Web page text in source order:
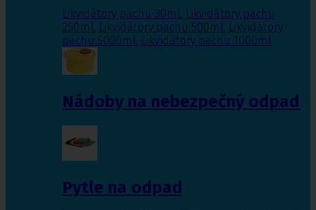
Likvidátory pachu 30ml, Likvidátory pachu
250ml, Likvidátory pachu 500ml, Likvidátory
pachu 5000ml, Likvidátory pachu 1000ml
Nádoby na nebezpečný odpad
Pytle na odpad